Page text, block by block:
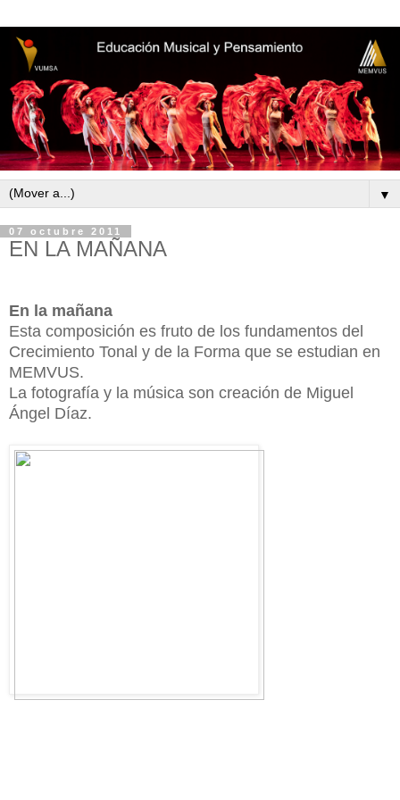
▼
07 octubre 2011
EN LA MAÑANA
En la mañana
Esta composición es fruto de los fundamentos del
Crecimiento Tonal y de la Forma que se estudian en
MEMVUS.
La fotografía y la música son creación de Miguel
Ángel Díaz.